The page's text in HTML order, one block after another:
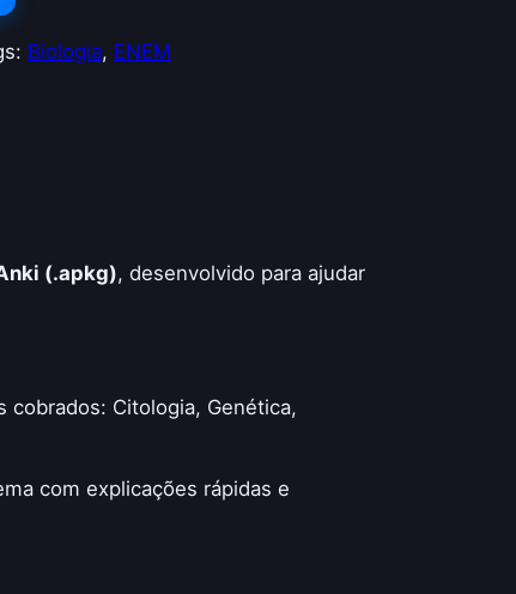
Biologia, ENEM
(.apkg), desenvolvido para ajudar
cobrados: Citologia, Genética,
com explicações rápidas e